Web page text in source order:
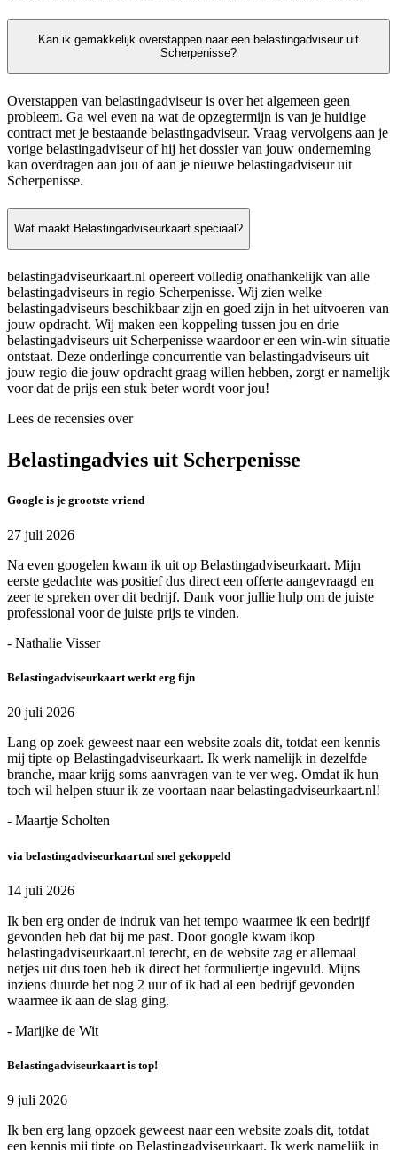
Kan ik gemakkelijk overstappen naar een belastingadviseur uit
Scherpenisse?
Overstappen van belastingadviseur is over het algemeen geen
probleem. Ga wel even na wat de opzegtermijn is van je huidige
contract met je bestaande belastingadviseur. Vraag vervolgens aan je
vorige belastingadviseur of hij het dossier van jouw onderneming
kan overdragen aan jou of aan je nieuwe belastingadviseur uit
Scherpenisse.
Wat maakt Belastingadviseurkaart speciaal?
belastingadviseurkaart.nl opereert volledig onafhankelijk van alle
belastingadviseurs in regio Scherpenisse. Wij zien welke
belastingadviseurs beschikbaar zijn en goed zijn in het uitvoeren van
jouw opdracht. Wij maken een koppeling tussen jou en drie
belastingadviseurs uit Scherpenisse waardoor er een win-win situatie
ontstaat. Deze onderlinge concurrentie van belastingadviseurs uit
jouw regio die jouw opdracht graag willen hebben, zorgt er namelijk
voor dat de prijs een stuk beter wordt voor jou!
Lees de recensies over
Belastingadvies uit Scherpenisse
Google is je grootste vriend
27 juli 2026
Na even googelen kwam ik uit op Belastingadviseurkaart. Mijn
eerste gedachte was positief dus direct een offerte aangevraagd en
zeer te spreken over dit bedrijf. Dank voor jullie hulp om de juiste
professional voor de juiste prijs te vinden.
- Nathalie Visser
Belastingadviseurkaart werkt erg fijn
20 juli 2026
Lang op zoek geweest naar een website zoals dit, totdat een kennis
mij tipte op Belastingadviseurkaart. Ik werk namelijk in dezelfde
branche, maar krijg soms aanvragen van te ver weg. Omdat ik hun
toch wil helpen stuur ik ze voortaan naar belastingadviseurkaart.nl!
- Maartje Scholten
via belastingadviseurkaart.nl snel gekoppeld
14 juli 2026
Ik ben erg onder de indruk van het tempo waarmee ik een bedrijf
gevonden heb dat bij me past. Door google kwam ikop
belastingadviseurkaart.nl terecht, en de website zag er allemaal
netjes uit dus toen heb ik direct het formuliertje ingevuld. Mijns
inziens duurde het nog 2 uur of ik had al een bedrijf gevonden
waarmee ik aan de slag ging.
- Marijke de Wit
Belastingadviseurkaart is top!
9 juli 2026
Ik ben erg lang opzoek geweest naar een website zoals dit, totdat
een kennis mij tipte op Belastingadviseurkaart. Ik werk namelijk in